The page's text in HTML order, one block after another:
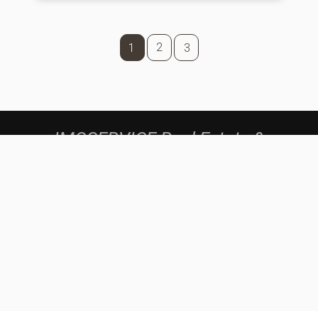
1 2 3
IMOSERVICE Real Estate &